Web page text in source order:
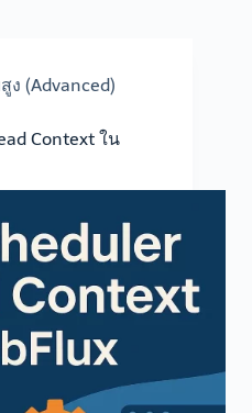
ง (Advanced)
Context ใน